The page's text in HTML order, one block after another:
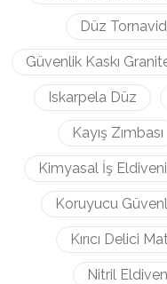
Düz
Güvenlik Kaskı
Iskarpela Düz
Kayış Zımbası
Kimyasal İş Eldiveni
Koruyucu
Kırıcı Delici
Nitril Eldiven